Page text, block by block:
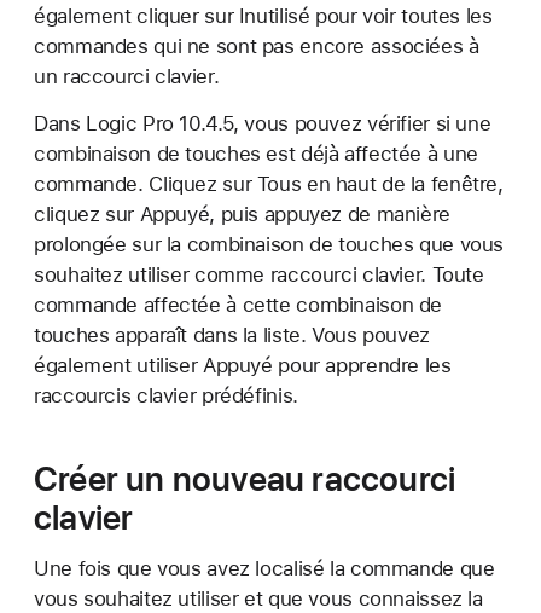
également cliquer sur Inutilisé pour voir toutes les
commandes qui ne sont pas encore associées à
un raccourci clavier.
Dans Logic Pro 10.4.5, vous pouvez vérifier si une
combinaison de touches est déjà affectée à une
commande. Cliquez sur Tous en haut de la fenêtre,
cliquez sur Appuyé, puis appuyez de manière
prolongée sur la combinaison de touches que vous
souhaitez utiliser comme raccourci clavier. Toute
commande affectée à cette combinaison de
touches apparaît dans la liste. Vous pouvez
également utiliser Appuyé pour apprendre les
raccourcis clavier prédéfinis.
Créer un nouveau raccourci
clavier
Une fois que vous avez localisé la commande que
vous souhaitez utiliser et que vous connaissez la